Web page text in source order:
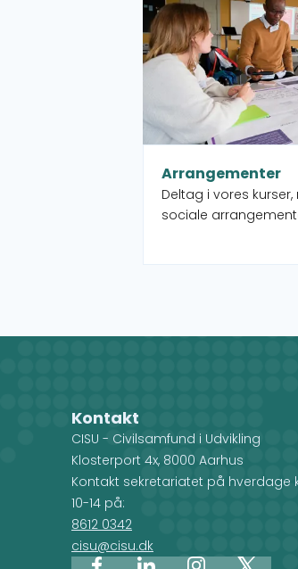
Arrangementer
Deltag i vores
sociale
Kontakt
CISU - Civilsamfund i Udvikling
Klosterport 4x, 8000 Aarhus
Kontakt sekretariatet på hverdage
10-14 på:
8612 0342
cisu@cisu.dk